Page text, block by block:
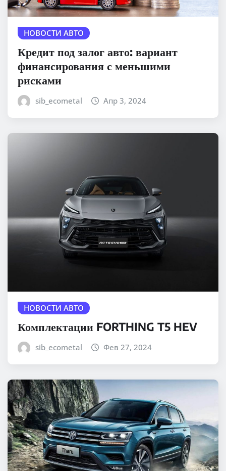
НОВОСТИ АВТО
Кредит под залог авто: вариант
финансирования с меньшими
рисками
sib_ecometal Апр 3, 2024
НОВОСТИ АВТО
Комплектации FORTHING T5 HEV
sib_ecometal Фев 27, 2024